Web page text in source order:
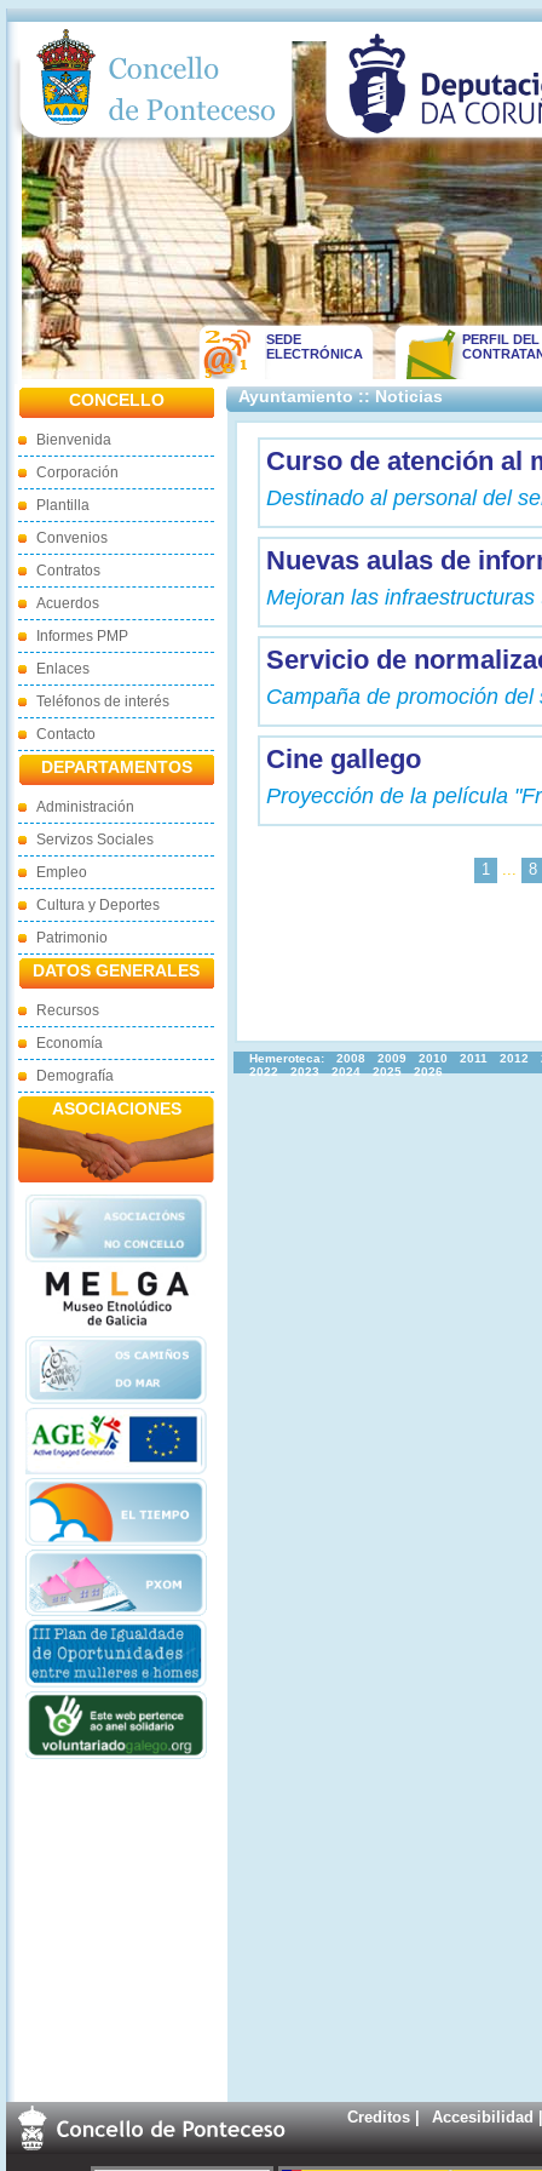
SEDE
ELECTRÓNICA
PERFIL DEL
CONCELLO
Bienvenida
Corporación
Plantilla
Convenios
Contratos
Acuerdos
Informes PMP
Enlaces
Teléfonos de interés
Contacto
DEPARTAMENTOS
Administración
Servizos Sociales
Empleo
Cultura y Deportes
Patrimonio
DATOS GENERALES
Recursos
Economía
Demografía
ASOCIACIONES
Ayuntamiento :: Noticias
Curso de atención al
Destinado al personal del
Nuevas aulas de
Mejoran las
Servicio de
Campaña de promoción del
Cine gallego
Proyección de la película
1 ... 8
Hemeroteca: 2008 2009 2010 2011 2012
2022
2023 2024 2025 2026
Creditos| Accesibilidad|